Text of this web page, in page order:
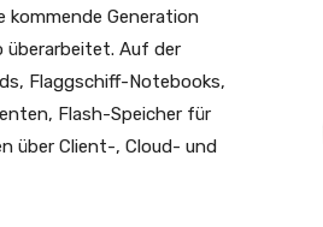
kommende Generation
überarbeitet. Auf der
Flaggschiff-Notebooks,
Flash-Speicher für
über Client-, Cloud- und